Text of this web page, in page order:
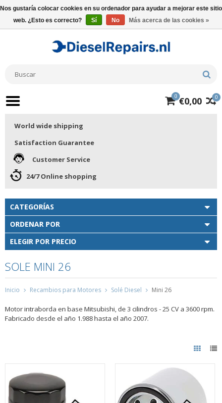
0
0 €0,00
World wide shipping
Satisfaction Guarantee
Customer Service
24/7 Online shopping
CATEGORÍAS
ORDENAR POR
ELEGIR POR PRECIO
SOLE MINI 26
Inicio Recambios para Motores Solé Diesel Mini 26
Motor intraborda en base Mitsubishi, de 3 cilindros - 25 CV a 3600 rpm.
Fabricado desde el año 1.988 hasta el año 2007.
Nos gustaría colocar cookies en su ordenador para ayudar a mejorar este sitio
web. ¿Esto es correcto?
Sí No Más acerca de las cookies »